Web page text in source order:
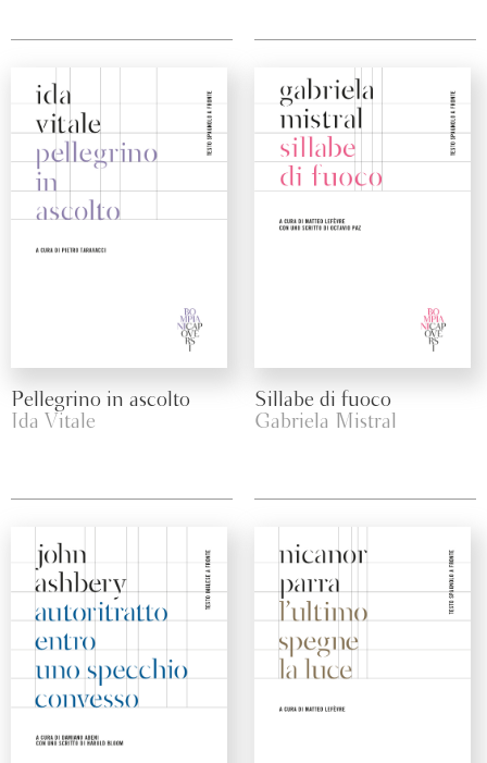
Pellegrino in ascolto
Ida Vitale
Sillabe di fuoco
Gabriela Mistral